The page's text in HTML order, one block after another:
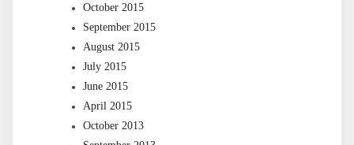
October 2015
September 2015
August 2015
July 2015
June 2015
April 2015
October 2013